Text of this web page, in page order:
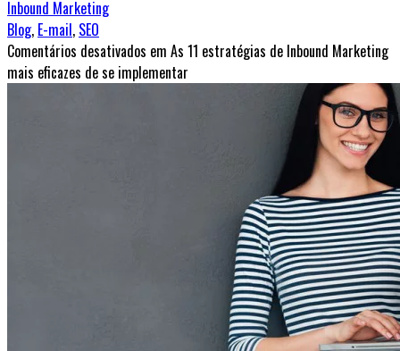
Inbound Marketing
Blog, E-mail, SEO
Comentários desativados em As 11 estratégias de Inbound Marketing
mais eficazes de se implementar